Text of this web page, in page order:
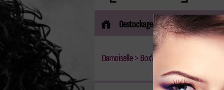
Destockage Esthétique hygiene
Damoiselle> Box'amoiselle